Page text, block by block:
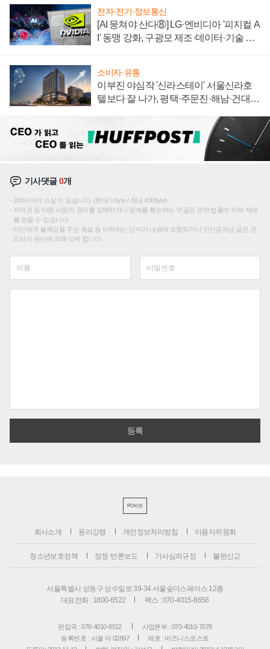
전자·전기·정보통신
[AI 뭉쳐야 산다⑧] LG·엔비디아 '피지컬 A
I' 동맹 강화, 구광모 제조·데이터·기술 결
소비자·유통
이부진 야심작 '신라스테이' 서울신라호
텔보다 잘 나가, 평택·주문진·해남·건대로
기사댓글0개
200자까지 쓰실 수 있습니다. (현재 0 byte / 최대 400byte)
저작권 등 다른 사람의 권리를 침해하거나 명예를 훼손하는 댓글은 관련 법률에 의해 제재
를 받을 수 있습니다.
타인에게 불쾌감을 주는 욕설 등 비하하는 단어가 내용에 포함되거나 인신공격성 글은 관
리자의 판단에 의해 삭제 합니다.
PC버전
회사소개 윤리강령 개인정보처리방침 이용자위원회
청소년보호정책 정정·반론보도 기사심의규정 불편신고
서울특별시 성동구 성수일로 39-34 서울숲더스페이스 12층
대표전화 : 1800-6522
팩스 : 070-4015-8658
편집국 : 070-4010-8512
사업본부 : 070-4010-7078
등록번호 : 서울 아 02897
제호 : 비즈니스포스트